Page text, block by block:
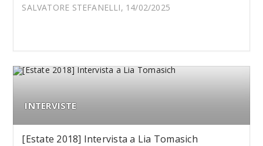
SALVATORE STEFANELLI, 14/02/2025
INTERVISTE
[Estate 2018] Intervista a Lia Tomasich